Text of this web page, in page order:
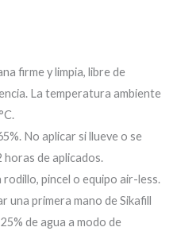
firme y limpia, libre de
La temperatura ambiente
No aplicar si llueve o se
horas de aplicados.
rodillo, pincel o equipo air-less.
una primera mano de Sikafill
de agua a modo de